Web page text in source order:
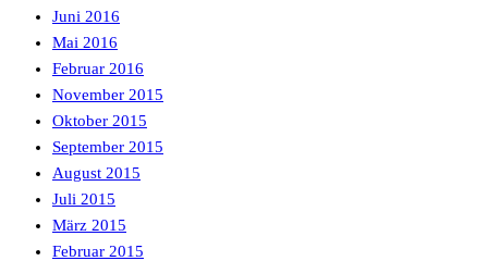
Juni 2016
Mai 2016
Februar 2016
November 2015
Oktober 2015
September 2015
August 2015
Juli 2015
März 2015
Februar 2015